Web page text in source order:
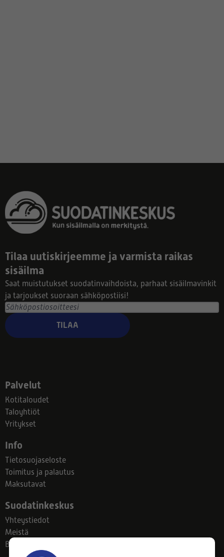
Tilaa uutiskirjeemme ja varmista raikas
sisäilma
Saat muistutukset suodatinvaihdoista, parhaat sisäilmavinkit
ja tarjoukset suoraan sähköpostiisi!
TILAA
Palvelut
Kotitaloudet
Taloyhtiöt
Yritykset
Info
Tietosuojaseloste
Toimitus ja palautus
Maksutavat
Suodatinkeskus
Yhteystiedot
Meistä
Blogi